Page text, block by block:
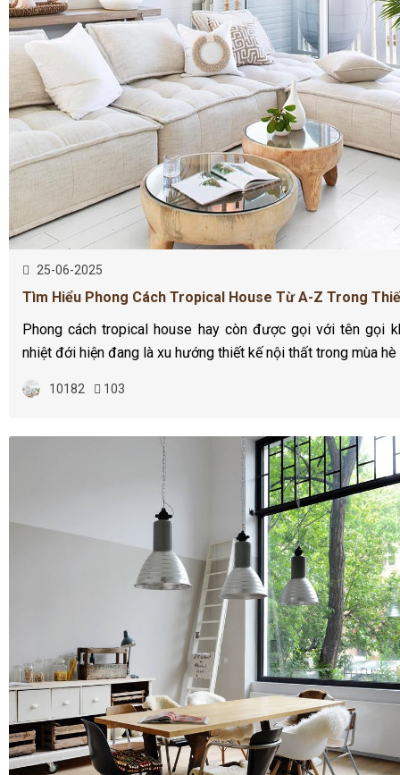
25-06-2025
Tìm Hiểu Phong Cách Tropical House Từ A-Z Trong
Phong cách tropical house hay còn được gọi với tên gọi
nhiệt đới hiện đang là xu hướng thiết kế nội thất trong mùa hè
10182 103